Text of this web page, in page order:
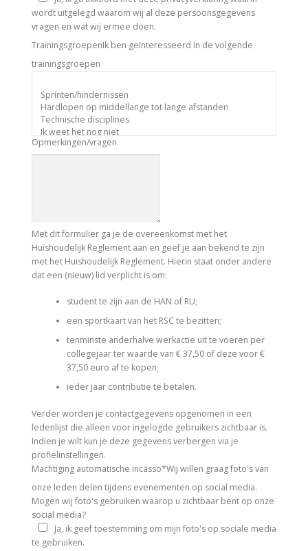
wordt uitgelegd waarom wij al deze persoonsgegevens
vragen en wat wij ermee doen.
TrainingsgroepenIk ben geïnteresseerd in de volgende
trainingsgroepen
Opmerkingen/vragen
Met dit formulier ga je de overeenkomst met het
Huishoudelijk Reglement aan en geef je aan bekend te zijn
met het Huishoudelijk Reglement. Hierin staat onder andere
dat een (nieuw) lid verplicht is om:
student te zijn aan de HAN of RU;
een sportkaart van het RSC te bezitten;
tenminste anderhalve werkactie uit te voeren per
collegejaar ter waarde van € 37,50 of deze voor €
37,50 euro af te kopen;
ieder jaar contributie te betalen.
Verder worden je contactgegevens opgenomen in een
ledenlijst die alleen voor ingelogde gebruikers zichtbaar is.
Indien je wilt kun je deze gegevens verbergen via je
profielinstellingen.
Machtiging automatische incasso*Wij willen graag foto's van
onze leden delen tijdens evenementen op social media.
Mogen wij foto's gebruiken waarop u zichtbaar bent op onze
social media?
Ja, ik geef toestemming om mijn foto's op sociale media
te gebruiken.